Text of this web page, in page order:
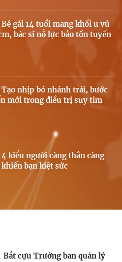
Bé gái 14 tuổi mang khối u vú
bác sĩ nỗ lực bảo tồn tuyến
Tạo nhịp bó nhánh trái, bước
mới trong điều trị suy tim
4 kiểu người càng thân càng
khiến bạn kiệt sức
Bắt cựu Trưởng ban quản lý